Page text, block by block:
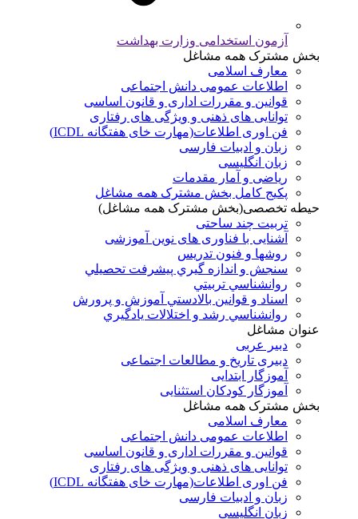
آزمون استخدامی وزارت بهداشت
بخش مشترک همه مشاغل
معارف اسلامی
اطلاعات عمومی دانش اجتماعی
قوانین و مقررات اداری و قانون اساسی
توانایی های ذهنی و ویژگی های رفتاری
فن اوری اطلاعات(مهارت خای هفتگانه ICDL)
زبان و ادبیات فارسی
زبان انگلیسی
ریاضی و آمار مقدمات
پکیج کامل بخش مشترک همه مشاغل
حیطه تخصصی(بخش مشترک همه مشاغل)
تربیت چند ساحتی
آشنایی با فناوری های نوین آموزشی
روشها و فنون تدريس
سنجش و اندازه گيري پيشرفت تحصيلي
روانشناسي تربيتي
اسناد و قوانين بالادستي آموزش و پرورش
روانشناسي رشد و اختلالات يادگيري
عنوان مشاغل
دبير عربی
دبیری تاریخ و مطالعات اجتماعی
آموزگار ابتدایی
آموزگار کودکان استثنایی
بخش مشترک همه مشاغل
معارف اسلامی
اطلاعات عمومی دانش اجتماعی
قوانین و مقررات اداری و قانون اساسی
توانایی های ذهنی و ویژگی های رفتاری
فن اوری اطلاعات(مهارت خای هفتگانه ICDL)
زبان و ادبیات فارسی
زبان انگلیسی